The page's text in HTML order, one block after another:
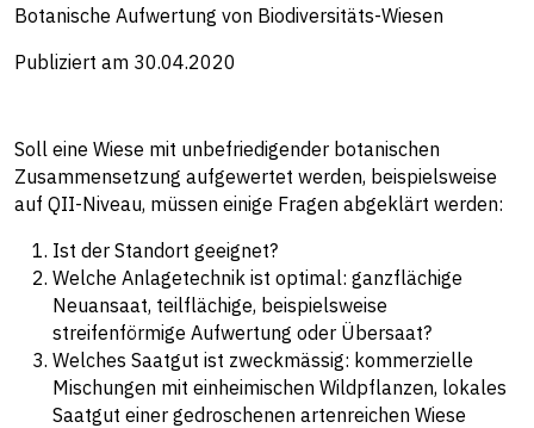
Botanische Aufwertung von Biodiversitäts-Wiesen
Publiziert am 30.04.2020
Soll eine Wiese mit unbefriedigender botanischen
Zusammensetzung aufgewertet werden, beispielsweise
auf QII-Niveau, müssen einige Fragen abgeklärt werden:
Ist der Standort geeignet?
Welche Anlagetechnik ist optimal: ganzflächige
Neuansaat, teilflächige, beispielsweise
streifenförmige Aufwertung oder Übersaat?
Welches Saatgut ist zweckmässig: kommerzielle
Mischungen mit einheimischen Wildpflanzen, lokales
Saatgut einer gedroschenen artenreichen Wiese